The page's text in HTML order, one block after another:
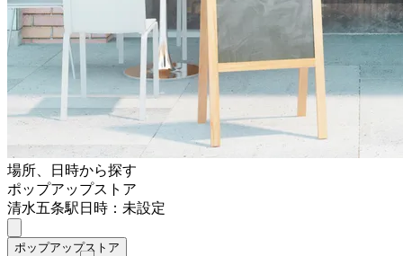
場所、日時から探す
ポップアップストア
清水五条駅日時：未設定
ポップアップストア